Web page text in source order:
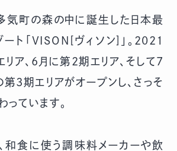
気町の森の中に誕生した日本最
ト「 VISON[ヴィソン]
」。2021
ア、6月に第2期エリア、そして7
3期エリアがオープンし、さっそ
っています。
和食に使う調味料メーカーや飲